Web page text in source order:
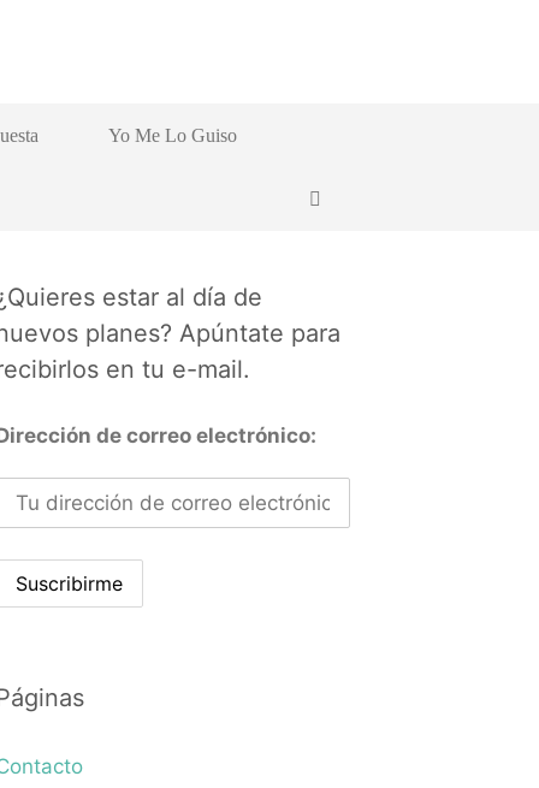
Yo Me Lo Guiso
estar al día de
planes? Apúntate para
en tu e-mail.
de correo electrónico: